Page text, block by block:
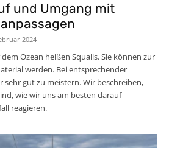
und Umgang mit
2024
Ozean heißen Squalls. Sie können zur
werden. Bei entsprechender
sehr gut zu meistern. Wir beschreiben,
wie wir uns am besten darauf
reagieren.